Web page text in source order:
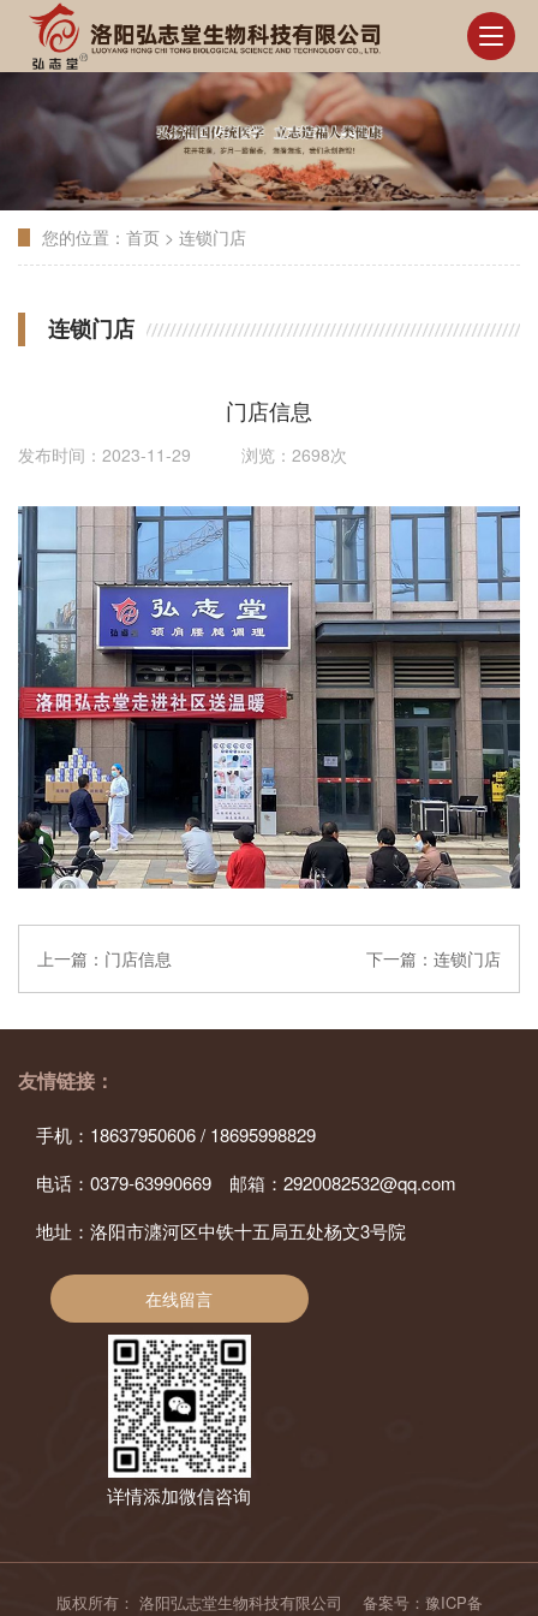
您的位置： 首页 > 连锁门店
连锁门店
门店信息
发布时间：2023-11-29 浏览：2698次
上一篇： 门店信息 下一篇： 连锁门店
友情链接：
手机：18637950606 / 18695998829
电话：0379-63990669 邮箱：2920082532@qq.com
地址：洛阳市瀍河区中铁十五局五处杨文3号院
在线留言
详情添加微信咨询
版权所有： 洛阳弘志堂生物科技有限公司 备案号： 豫ICP备